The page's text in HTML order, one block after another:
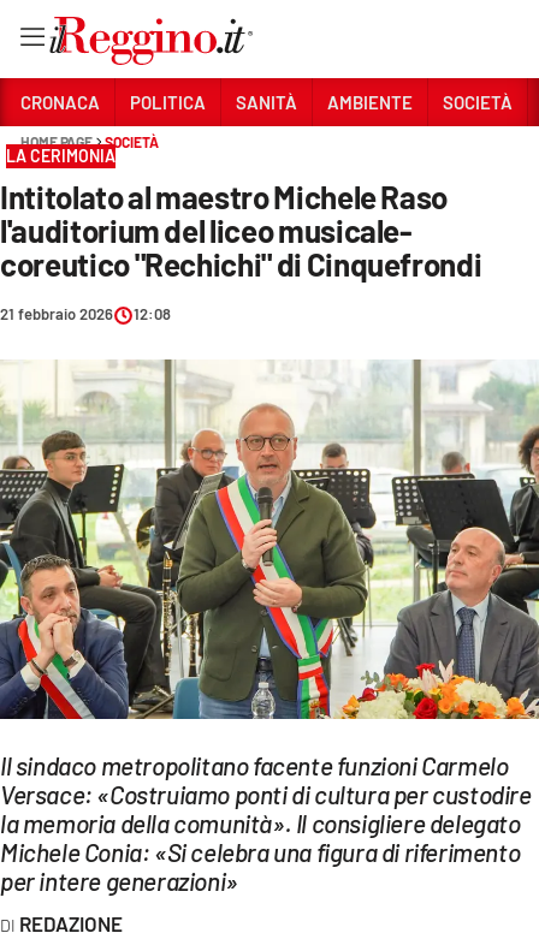
Sezioni
CRONACA
POLITICA
SANITÀ
AMBIENTE
SOCIETÀ
CULTURA
ECONOMIA E LAVORO
EVENTI
SPORT
Streaming
LAC NETWORK
LAC ONAIR
Network
CRONACA POLITICA SANITÀ AMBIENTE SOCIETÀ
HOME PAGE SOCIETÀ
LA CERIMONIA
Intitolato al maestro Michele Raso
l'auditorium del liceo musicale-
coreutico "Rechichi" di Cinquefrondi
21 febbraio 2026 12:08
Il sindaco metropolitano facente funzioni Carmelo
Versace: «Costruiamo ponti di cultura per custodire
la memoria della comunità». Il consigliere delegato
Michele Conia: «Si celebra una figura di riferimento
per intere generazioni»
REDAZIONE